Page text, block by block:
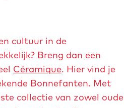
r
-
h
e
i
o
t
e
a
f
cultuur in de
Breng dan een
Céramique. Hier vind je
Bonnefanten. Met
collectie van zowel oude